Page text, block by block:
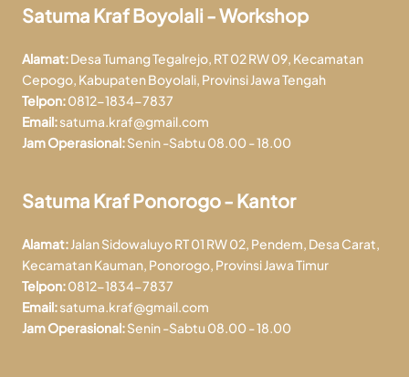
Satuma Kraf Boyolali - Workshop
Alamat:Desa Tumang Tegalrejo, RT 02 RW 09, Kecamatan
Cepogo, Kabupaten Boyolali, Provinsi Jawa Tengah
Telpon:0812-1834-7837
Email:satuma.kraf@gmail.com
Jam Operasional:Senin -Sabtu 08.00 - 18.00
Satuma Kraf Ponorogo - Kantor
Alamat:Jalan Sidowaluyo RT 01 RW 02, Pendem, Desa Carat,
Kecamatan Kauman, Ponorogo, Provinsi Jawa Timur
Telpon:0812-1834-7837
Email:satuma.kraf@gmail.com
Jam Operasional:Senin -Sabtu 08.00 - 18.00